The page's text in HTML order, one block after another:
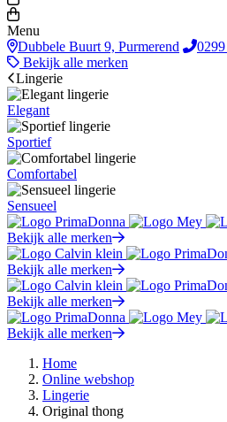
Menu
Dubbele Buurt 9, Purmerend
Bekijk alle merken
Lingerie
Elegant
Sportief
Comfortabel
Sensueel
Bekijk alle merken
Bekijk alle merken
Bekijk alle merken
Bekijk alle merken
Home
Online webshop
Lingerie
Original thong